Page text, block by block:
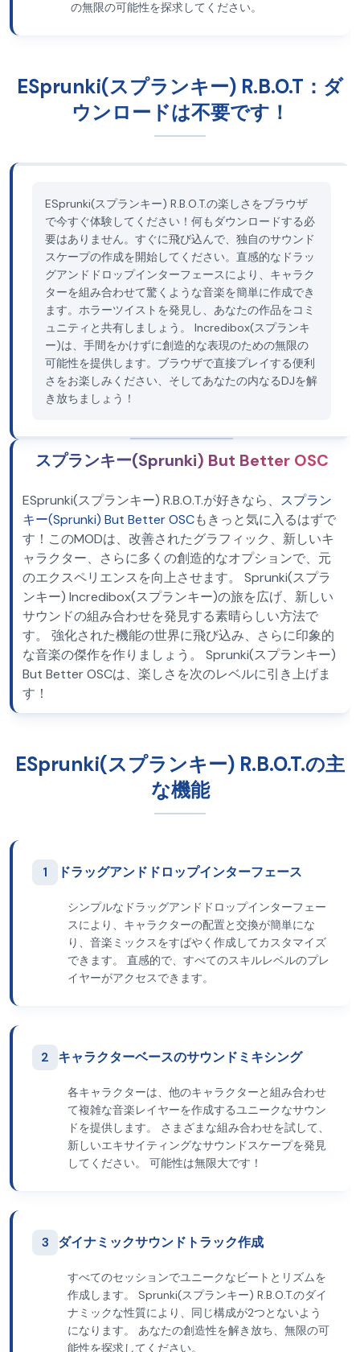
の無限の可能性を探求してください。
ESprunki(スプランキー) R.B.O.T：ダ
ウンロードは不要です！
ESprunki(スプランキー) R.B.O.T.の楽しさをブラウザ
で今すぐ体験してください！何もダウンロードする必
要はありません。すぐに飛び込んで、独自のサウンド
スケープの作成を開始してください。直感的なドラッ
グアンドドロップインターフェースにより、キャラク
ターを組み合わせて驚くような音楽を簡単に作成でき
ます。ホラーツイストを発見し、あなたの作品をコミ
ュニティと共有しましょう。 Incredibox(スプランキ
ー)は、手間をかけずに創造的な表現のための無限の
可能性を提供します。ブラウザで直接プレイする便利
さをお楽しみください、そしてあなたの内なるDJを解
き放ちましょう！
スプランキー(Sprunki) But Better OSC
ESprunki(スプランキー) R.B.O.T.が好きなら、 スプラン
キー(Sprunki) But Better OSCもきっと気に入るはずで
す！このMODは、改善されたグラフィック、新しいキ
ャラクター、さらに多くの創造的なオプションで、元
のエクスペリエンスを向上させます。 Sprunki(スプラ
ンキー) Incredibox(スプランキー)の旅を広げ、新しい
サウンドの組み合わせを発見する素晴らしい方法で
す。 強化された機能の世界に飛び込み、さらに印象的
な音楽の傑作を作りましょう。 Sprunki(スプランキー)
But Better OSCは、楽しさを次のレベルに引き上げま
す！
ESprunki(スプランキー) R.B.O.T.の主
な機能
1 ドラッグアンドドロップインターフェース
シンプルなドラッグアンドドロップインターフェー
スにより、キャラクターの配置と交換が簡単にな
り、音楽ミックスをすばやく作成してカスタマイズ
できます。 直感的で、すべてのスキルレベルのプレ
イヤーがアクセスできます。
2 キャラクターベースのサウンドミキシング
各キャラクターは、他のキャラクターと組み合わせ
て複雑な音楽レイヤーを作成するユニークなサウン
ドを提供します。 さまざまな組み合わせを試して、
新しいエキサイティングなサウンドスケープを発見
してください。 可能性は無限大です！
3 ダイナミックサウンドトラック作成
すべてのセッションでユニークなビートとリズムを
作成します。 Sprunki(スプランキー) R.B.O.T.のダイ
ナミックな性質により、同じ構成が2つとないよう
になります。 あなたの創造性を解き放ち、無限の可
能性を探求してください。